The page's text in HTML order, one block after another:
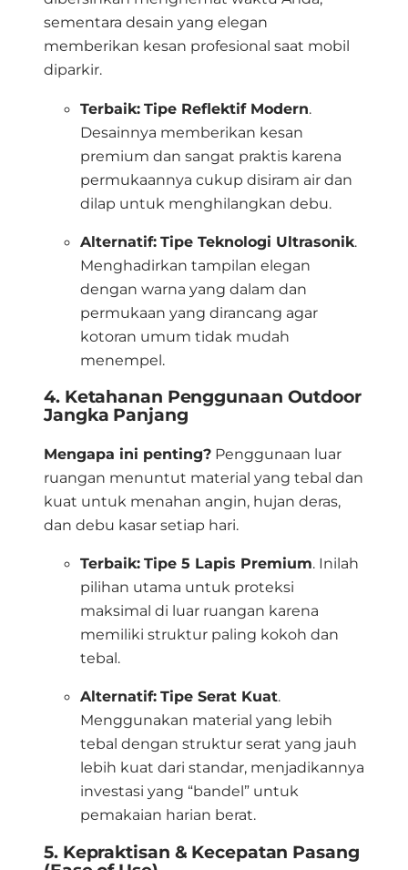
sementara desain yang elegan
memberikan kesan profesional saat mobil
diparkir.
Terbaik: Tipe Reflektif Modern.
Desainnya memberikan kesan
premium dan sangat praktis karena
permukaannya cukup disiram air dan
dilap untuk menghilangkan debu.
Alternatif: Tipe Teknologi Ultrasonik.
Menghadirkan tampilan elegan
dengan warna yang dalam dan
permukaan yang dirancang agar
kotoran umum tidak mudah
menempel.
4. Ketahanan Penggunaan Outdoor
Jangka Panjang
Mengapa ini penting? Penggunaan luar
ruangan menuntut material yang tebal dan
kuat untuk menahan angin, hujan deras,
dan debu kasar setiap hari.
Terbaik: Tipe 5 Lapis Premium. Inilah
pilihan utama untuk proteksi
maksimal di luar ruangan karena
memiliki struktur paling kokoh dan
tebal.
Alternatif: Tipe Serat Kuat.
Menggunakan material yang lebih
tebal dengan struktur serat yang jauh
lebih kuat dari standar, menjadikannya
investasi yang “bandel” untuk
pemakaian harian berat.
5. Kepraktisan & Kecepatan Pasang